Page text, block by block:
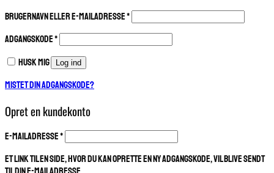
Brugernavn eller e-mailadresse*
Adgangskode*
Husk mig
Log ind
Mistet din adgangskode?
Opret en kundekonto
E-mailadresse*
Et link til en side, hvor du kan oprette en ny adgangskode, vil blive sendt